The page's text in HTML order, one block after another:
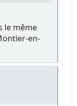
le même
en-